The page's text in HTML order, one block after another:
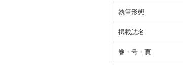
執筆形態
掲載誌名
巻・号・頁